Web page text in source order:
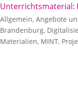
Unterrichtsmaterial:
Allgemein, Angebote
Brandenburg,
Materialien, MINT,